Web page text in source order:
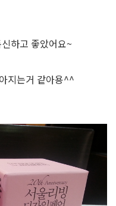
하고 좋았어요~
지는거 같아용^^